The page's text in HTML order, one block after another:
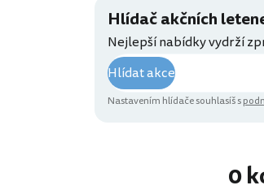
Hlídač akčních
Nejlepší nabídky vydrží
Hlídat akce
Nastavením hlídače souhlasíš s
0